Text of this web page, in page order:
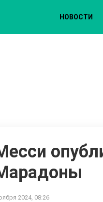
НОВОСТИ
2024, 08:26